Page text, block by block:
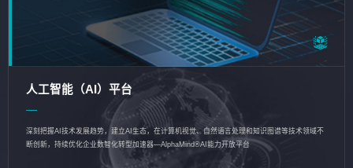
人工智能（AI）平台
深刻把握AI技术发展趋势，建立AI生态，在计算机视觉、自然语言处理和知识图谱等技术领域不
断创新，持续优化企业数智化转型加速器—AlphaMind®AI能力开放平台